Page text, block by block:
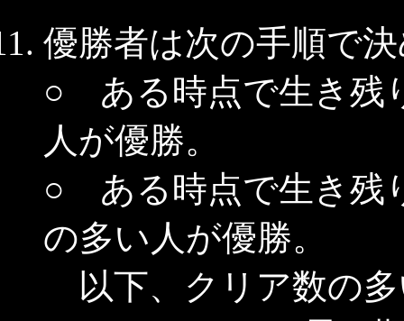
優勝者は次の手順で
○ ある時点で生き残
人が優勝。
○ ある時点で生き残
の多い人が優勝。
以下、クリア数の